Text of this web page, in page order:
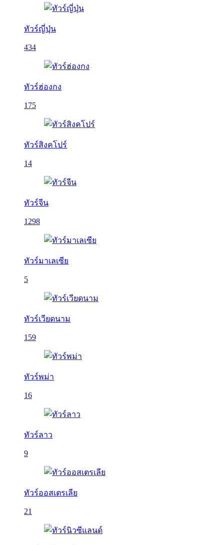
ทัวร์ญี่ปุ่น
434
ทัวร์ฮ่องกง
175
ทัวร์สิงคโปร์
14
ทัวร์จีน
1298
ทัวร์มาเลเซีย
5
ทัวร์เวียดนาม
159
ทัวร์พม่า
16
ทัวร์ลาว
9
ทัวร์ออสเตรเลีย
21